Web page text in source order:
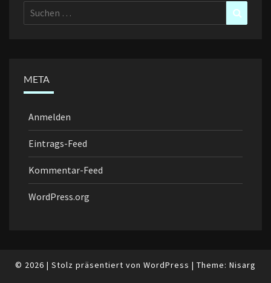
Suchen
nach:
META
Anmelden
Eintrags-Feed
Kommentar-Feed
WordPress.org
© 2026 | Stolz präsentiert von WordPress | Theme: Nisarg